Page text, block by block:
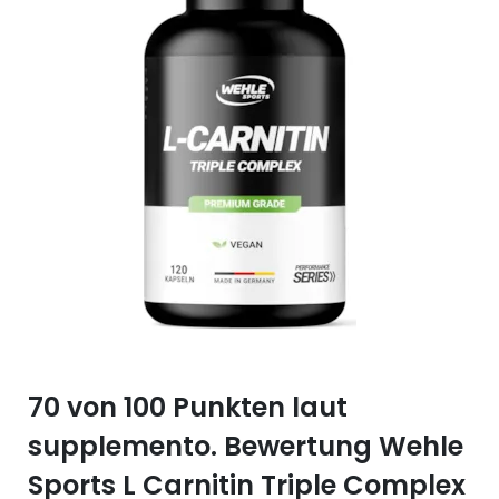
Selen (Se)
Silicium (Si)
Zink (Zn)
Vitamin B12
Vitamin C
Vitamin D
Vitamin E
Vitamin Q (Q10)
70 von 100 Punkten laut
supplemento. Bewertung Wehle
Sports L Carnitin Triple Complex